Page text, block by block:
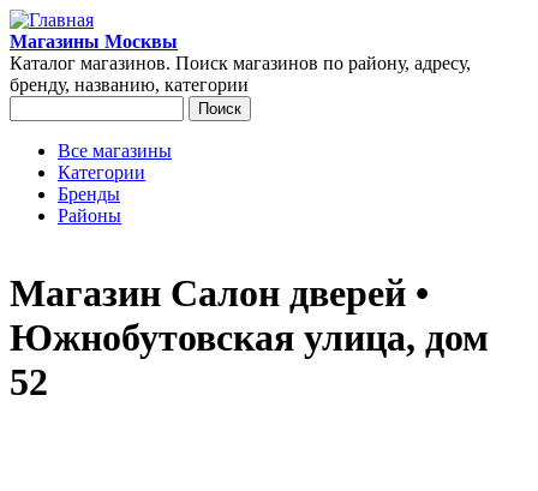
Перейти к основному содержанию
Магазины Москвы
Каталог магазинов. Поиск магазинов по району, адресу,
бренду, названию, категории
Главное меню
Все магазины
Категории
Бренды
Районы
Магазин Салон дверей •
Южнобутовская улица, дом
52